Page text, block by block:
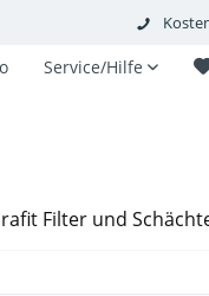
Service/Hilfe
Filter und